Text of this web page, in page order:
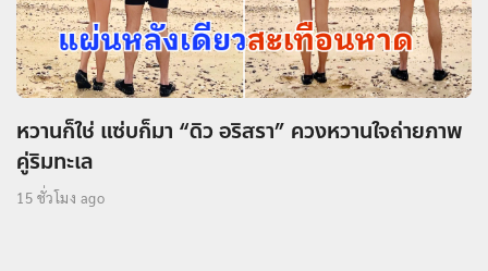
หวานก็ใช่ แซ่บก็มา “ดิว อริสรา” ควงหวานใจถ่ายภาพ
คู่ริมทะเล
15 ชั่วโมง ago